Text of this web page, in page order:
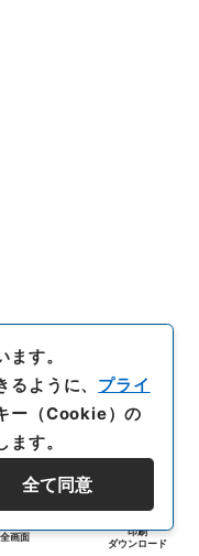
全画面
印刷
ダウンロード
す。
ように、 プライ
ー（Cookie）の
す。
全て同意